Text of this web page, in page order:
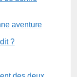
aventure